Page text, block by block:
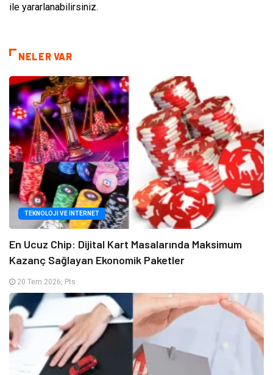
ile yararlanabilirsiniz.
NELER VAR
TEKNOLOJI VE İNTERNET
En Ucuz Chip: Dijital Kart Masalarında Maksimum
Kazanç Sağlayan Ekonomik Paketler
20 Tem 2026, Pts